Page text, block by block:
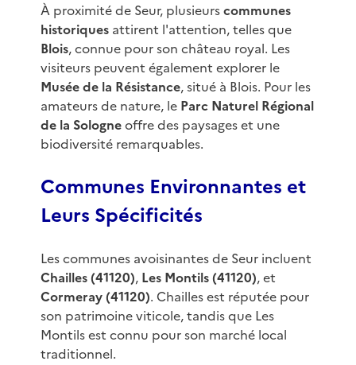
À proximité de Seur, plusieurscommunes
historiquesattirent l'attention, telles que
Blois, connue pour son château royal. Les
visiteurs peuvent également explorer le
Musée de la Résistance, situé à Blois. Pour les
amateurs de nature, le Parc Naturel Régional
de la Sologneoffre des paysages et une
biodiversité remarquables.
Communes Environnantes et
Leurs Spécificités
Les communes avoisinantes de Seur incluent
Chailles (41120), Les Montils (41120), et
Cormeray (41120). Chailles est réputée pour
son patrimoine viticole, tandis que Les
Montils est connu pour son marché local
traditionnel.